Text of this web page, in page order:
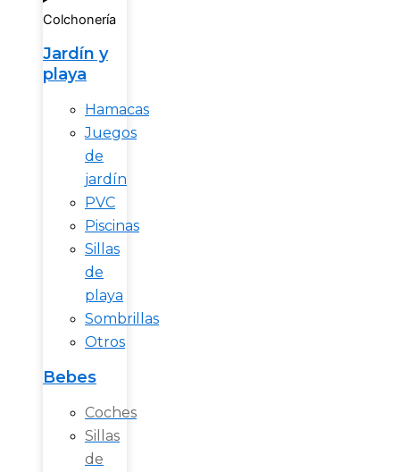
Colchonería
Jardín y
playa
Hamacas
Juegos
de
jardín
PVC
Piscinas
Sillas
de
playa
Sombrillas
Otros
Bebes
Coches
Sillas
de